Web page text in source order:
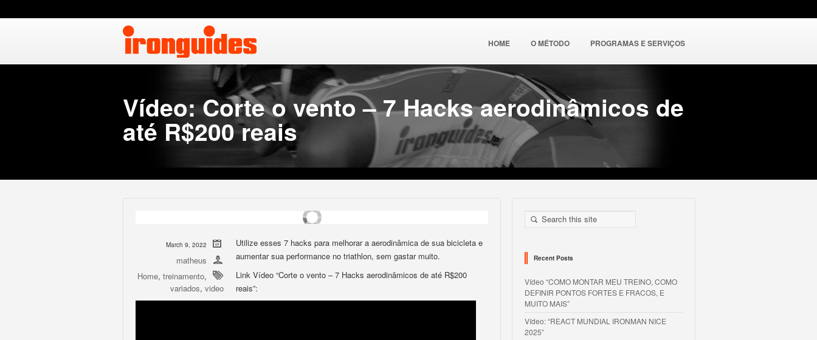
HOME O MÉTODO PROGRAMAS E SERVIÇOS
Vídeo: Corte o vento – 7 Hacks aerodinâmicos de
até R$200 reais
March 9, 2022
matheus
Home, treinamento,
variados, video
Utilize esses 7 hacks para melhorar a aerodinâmica de sua bicicleta e
aumentar sua performance no triathlon, sem gastar muito.
Link Vídeo “Corte o vento – 7 Hacks aerodinâmicos de até R$200
reais”:
Recent Posts
Vídeo “COMO MONTAR MEU TREINO, COMO
DEFINIR PONTOS FORTES E FRACOS, E
MUITO MAIS”
Vídeo: “REACT MUNDIAL IRONMAN NICE
2025”